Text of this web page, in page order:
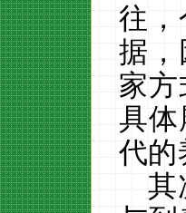
往，
据，
家方
具体
代的
其